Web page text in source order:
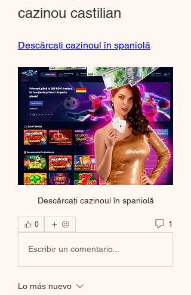
cazinou castilian
Descărcați cazinoul în spaniolă
Descărcați cazinoul în spaniolă
0 1
Escribir un comentario...
Lo más nuevo